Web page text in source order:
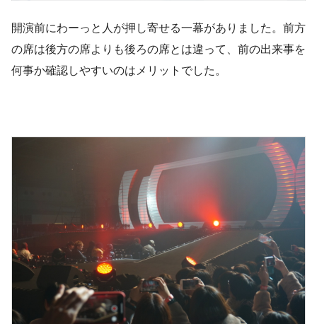
開演前にわーっと人が押し寄せる一幕がありました。前方
の席は後方の席よりも後ろの席とは違って、前の出来事を
何事か確認しやすいのはメリットでした。